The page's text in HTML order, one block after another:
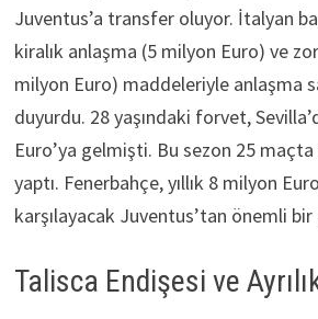
Juventus’a transfer oluyor. İtalyan
kiralık anlaşma (5 milyon Euro) ve
milyon Euro) maddeleriyle anlaşma
duyurdu. 28 yaşındaki forvet,
Euro’ya gelmişti. Bu sezon 25
yaptı. Fenerbahçe, yıllık 8 milyon
karşılayacak Juventus’tan önemli
Talisca Endişesi ve